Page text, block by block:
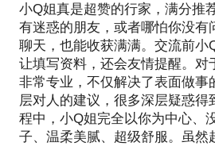
小Q姐真是超赞的行家，满分推
有迷惑的朋友，或者哪怕你没有
聊天，也能收获满满。交流前小
让填写资料，还会友情提醒。对
非常专业，不仅解决了表面做事
层对人的建议，很多深层疑惑得
程中，小Q姐完全以你为中心、
子、温柔美腻、超级舒服。虽然